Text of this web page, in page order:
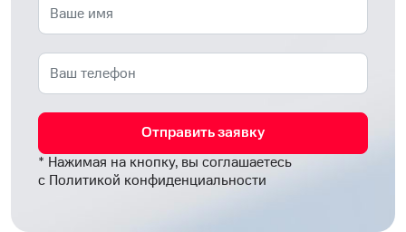
Отправить заявку
* Нажимая на кнопку, вы соглашаетесь
с Политикой конфиденциальности